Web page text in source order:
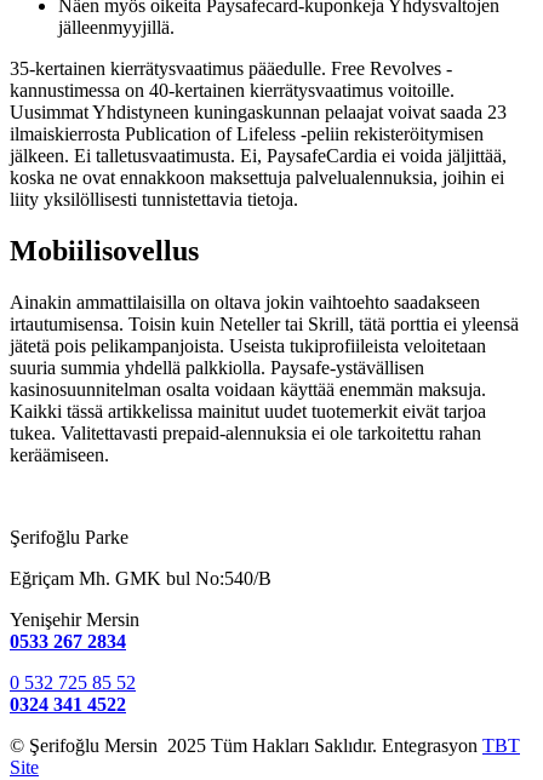
Näen myös oikeita Paysafecard-kuponkeja Yhdysvaltojen
jälleenmyyjillä.
35-kertainen kierrätysvaatimus pääedulle. Free Revolves -
kannustimessa on 40-kertainen kierrätysvaatimus voitoille.
Uusimmat Yhdistyneen kuningaskunnan pelaajat voivat saada 23
ilmaiskierrosta Publication of Lifeless -peliin rekisteröitymisen
jälkeen. Ei talletusvaatimusta. Ei, PaysafeCardia ei voida jäljittää,
koska ne ovat ennakkoon maksettuja palvelualennuksia, joihin ei
liity yksilöllisesti tunnistettavia tietoja.
Mobiilisovellus
Ainakin ammattilaisilla on oltava jokin vaihtoehto saadakseen
irtautumisensa. Toisin kuin Neteller tai Skrill, tätä porttia ei yleensä
jätetä pois pelikampanjoista. Useista tukiprofiileista veloitetaan
suuria summia yhdellä palkkiolla. Paysafe-ystävällisen
kasinosuunnitelman osalta voidaan käyttää enemmän maksuja.
Kaikki tässä artikkelissa mainitut uudet tuotemerkit eivät tarjoa
tukea. Valitettavasti prepaid-alennuksia ei ole tarkoitettu rahan
keräämiseen.
Şerifoğlu Parke
Eğriçam Mh. GMK bul No:540/B
Yenişehir Mersin
0533 267 2834
0 532 725 85 52
0324 341 4522
© Şerifoğlu Mersin 2025 Tüm Hakları Saklıdır. Entegrasyon TBT
Site